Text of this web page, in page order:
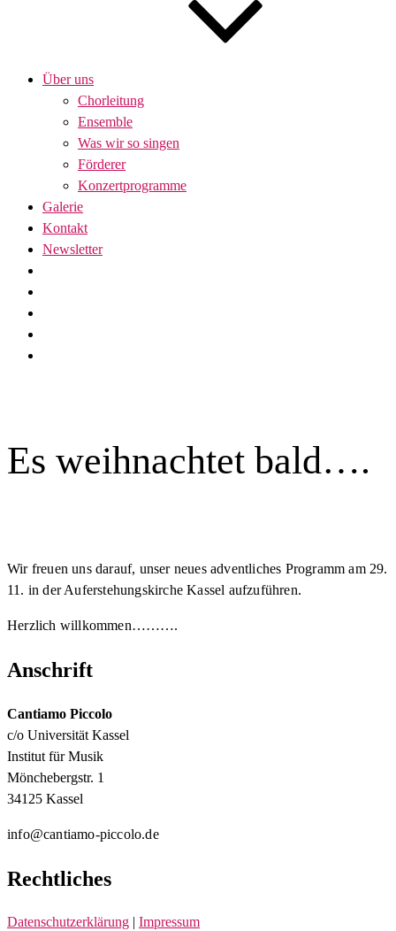
Über uns
Chorleitung
Ensemble
Was wir so singen
Förderer
Konzertprogramme
Galerie
Kontakt
Newsletter
Es weihnachtet bald….
Wir freuen uns darauf, unser neues adventliches Programm am 29.
11. in der Auferstehungskirche Kassel aufzuführen.
Herzlich willkommen……….
Anschrift
Cantiamo Piccolo
c/o Universität Kassel
Institut für Musik
Mönchebergstr. 1
34125 Kassel
info@cantiamo-piccolo.de
Rechtliches
Datenschutzerklärung Impressum